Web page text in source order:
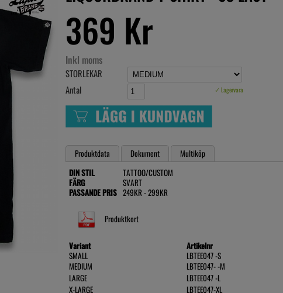
369 Kr
Inkl moms
STORLEKAR
Antal
✓ Lagervara
Produktdata Dokument
Multiköp
DIN STIL
TATTOO/CUSTOM
FÄRG
SVART
PASSANDE PRIS 249KR - 299KR
Produktkort
Variant Artikelnr
SMALL
LBTEE047 -S
MEDIUM
LBTEE047- -M
LARGE
LBTEE047 -L
X-LARGE
LBTEE047-XL